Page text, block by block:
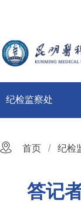
纪检监察处
首页 纪检
答记